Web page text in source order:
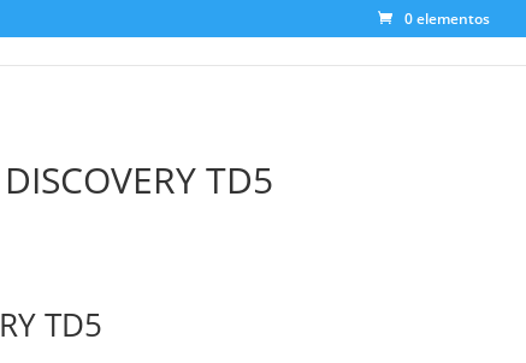
0 elementos
TD5
TD5